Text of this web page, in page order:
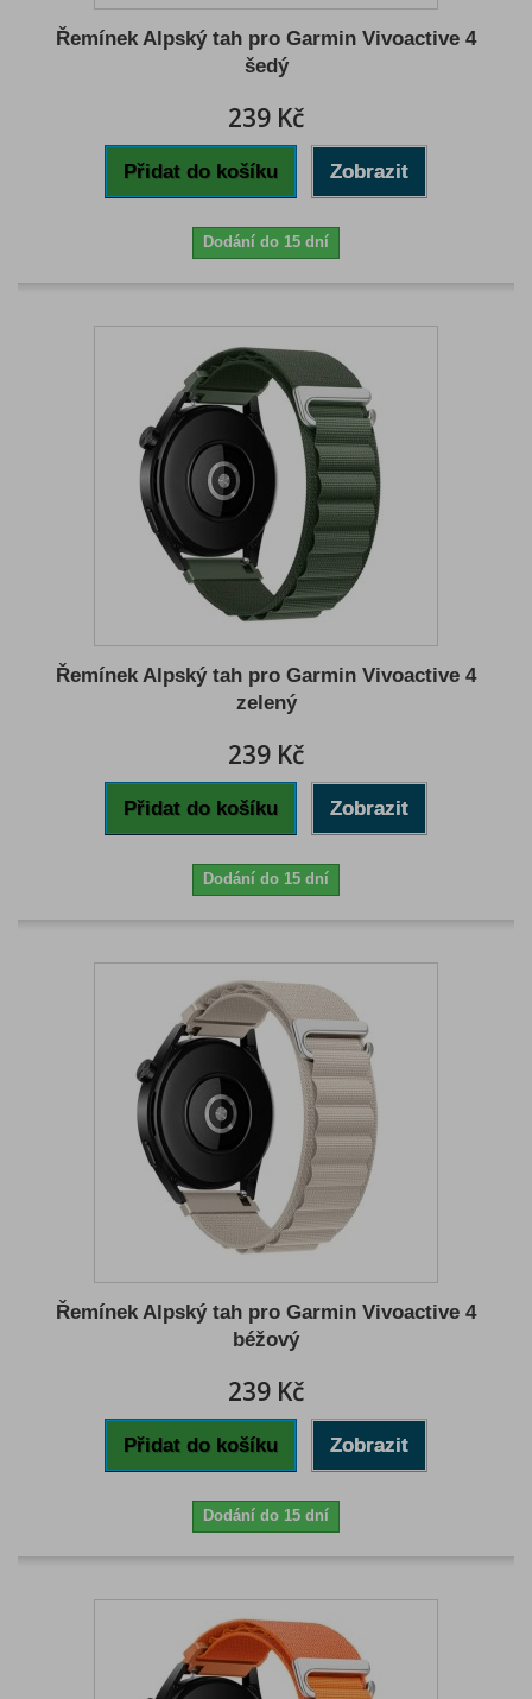
Řemínek Alpský tah pro Garmin Vivoactive 4
šedý
239 Kč
Přidat do košíku Zobrazit
Dodání do 15 dní
Řemínek Alpský tah pro Garmin Vivoactive 4
zelený
239 Kč
Přidat do košíku Zobrazit
Dodání do 15 dní
Řemínek Alpský tah pro Garmin Vivoactive 4
béžový
239 Kč
Přidat do košíku Zobrazit
Dodání do 15 dní